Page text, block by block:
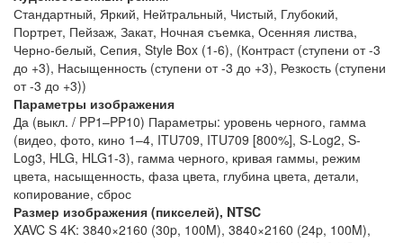
Стандартный, Яркий, Нейтральный, Чистый, Глубокий,
Портрет, Пейзаж, Закат, Ночная съемка, Осенняя листва,
Черно-белый, Сепия, Style Box (1-6), (Контраст (ступени от -3
до +3), Насыщенность (ступени от -3 до +3), Резкость (ступени
от -3 до +3))
Параметры изображения
Да (выкл. / PP1–PP10) Параметры: уровень черного, гамма
(видео, фото, кино 1–4, ITU709, ITU709 [800%], S-Log2, S-
Log3, HLG, HLG1-3), гамма черного, кривая гаммы, режим
цвета, насыщенность, фаза цвета, глубина цвета, детали,
копирование, сброс
Размер изображения (пикселей), NTSC
XAVC S 4K: 3840×2160 (30p, 100M), 3840×2160 (24p, 100M),